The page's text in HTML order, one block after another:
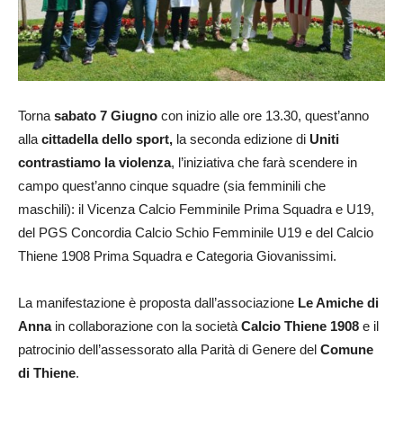
Torna sabato 7 Giugno con inizio alle ore 13.30, quest’anno
alla cittadella dello sport, la seconda edizione di Uniti
contrastiamo la violenza, l’iniziativa che farà scendere in
campo quest’anno cinque squadre (sia femminili che
maschili): il Vicenza Calcio Femminile Prima Squadra e U19,
del PGS Concordia Calcio Schio Femminile U19 e del Calcio
Thiene 1908 Prima Squadra e Categoria Giovanissimi.
La manifestazione è proposta dall’associazione Le Amiche di
Annain collaborazione con la società Calcio Thiene 1908 e il
patrocinio dell’assessorato alla Parità di Genere del Comune
di Thiene.